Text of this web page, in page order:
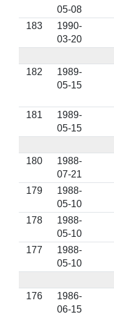
05-08
183
1990-
03-20
182
1989-
05-15
181
1989-
05-15
180
1988-
07-21
179
1988-
05-10
178
1988-
05-10
177
1988-
05-10
176
1986-
06-15